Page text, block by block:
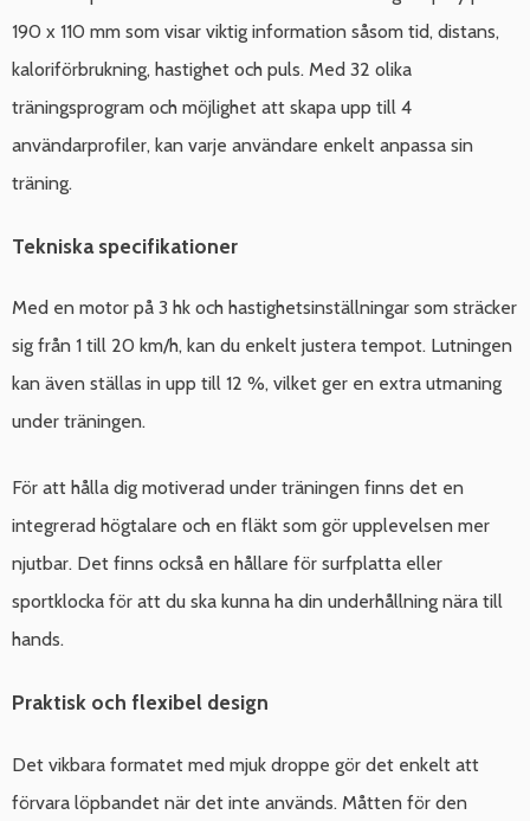
190 x 110 mm som visar viktig information såsom tid, distans,
kaloriförbrukning, hastighet och puls. Med 32 olika
träningsprogram och möjlighet att skapa upp till 4
användarprofiler, kan varje användare enkelt anpassa sin
träning.
Tekniska specifikationer
Med en motor på 3 hk och hastighetsinställningar som sträcker
sig från 1 till 20 km/h, kan du enkelt justera tempot. Lutningen
kan även ställas in upp till 12 %, vilket ger en extra utmaning
under träningen.
För att hålla dig motiverad under träningen finns det en
integrerad högtalare och en fläkt som gör upplevelsen mer
njutbar. Det finns också en hållare för surfplatta eller
sportklocka för att du ska kunna ha din underhållning nära till
hands.
Praktisk och flexibel design
Det vikbara formatet med mjuk droppe gör det enkelt att
förvara löpbandet när det inte används. Måtten för den